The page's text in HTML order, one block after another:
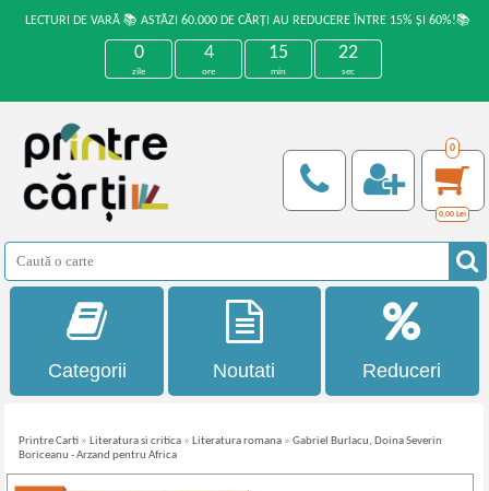
LECTURI DE VARĂ 📚 ASTĂZI 60.000 DE CĂRȚI AU REDUCERE ÎNTRE 15% ȘI 60%!📚
0
zile
4
ore
15
min
21
sec
0
0,00 Lei
Categorii Noutati Reduceri
Printre Carti » Literatura si critica » Literatura romana »Gabriel Burlacu, Doina Severin
Boriceanu - Arzand pentru Africa